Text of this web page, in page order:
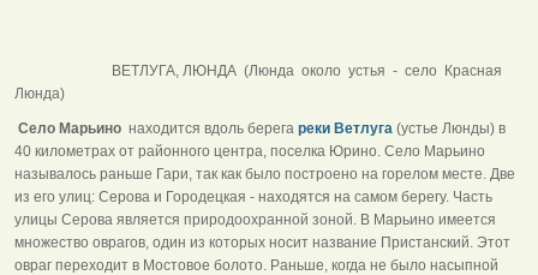
ВЕТЛУГА, ЛЮНДА (Люнда около устья - село Красная
Люнда)
Село Марьино находится вдоль берега реки Ветлуга (устье Люнды) в
40 километрах от районного центра, поселка Юрино. Село Марьино
называлось раньше Гари, так как было построено на горелом месте. Две
из его улиц: Серова и Городецкая - находятся на самом берегу. Часть
улицы Серова является природоохранной зоной. В Марьино имеется
множество оврагов, один из которых носит название Пристанский. Этот
овраг переходит в Мостовое болото. Раньше, когда не было насыпной